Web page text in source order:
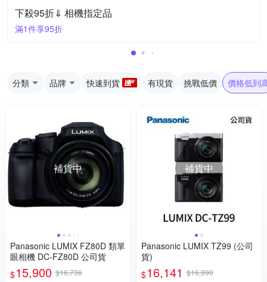
下殺95折⇓ 相機指定品
滿1件享95折
分類 品牌 快速到貨 有現貨 挑戰低價 價格低到
補貨中
Panasonic LUMIX FZ80D 類單
眼相機 DC-FZ80D 公司貨
$15,900 $16,736
補貨中
Panasonic LUMIX TZ99 (公司
貨)
$16,141 $16,990